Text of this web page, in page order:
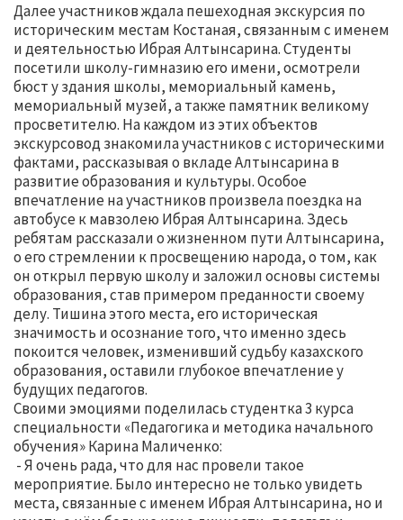
Далее участников ждала пешеходная экскурсия по
историческим местам Костаная, связанным с именем
и деятельностью Ибрая Алтынсарина. Студенты
посетили школу-гимназию его имени, осмотрели
бюст у здания школы, мемориальный камень,
мемориальный музей, а также памятник великому
просветителю. На каждом из этих объектов
экскурсовод знакомила участников с историческими
фактами, рассказывая о вкладе Алтынсарина в
развитие образования и культуры. Особое
впечатление на участников произвела поездка на
автобусе к мавзолею Ибрая Алтынсарина. Здесь
ребятам рассказали о жизненном пути Алтынсарина,
о его стремлении к просвещению народа, о том, как
он открыл первую школу и заложил основы системы
образования, став примером преданности своему
делу. Тишина этого места, его историческая
значимость и осознание того, что именно здесь
покоится человек, изменивший судьбу казахского
образования, оставили глубокое впечатление у
будущих педагогов.
Своими эмоциями поделилась студентка 3 курса
специальности «Педагогика и методика начального
обучения» Карина Маличенко:
- Я очень рада, что для нас провели такое
мероприятие. Было интересно не только увидеть
места, связанные с именем Ибрая Алтынсарина, но и